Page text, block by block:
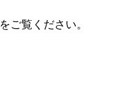
をご覧ください。